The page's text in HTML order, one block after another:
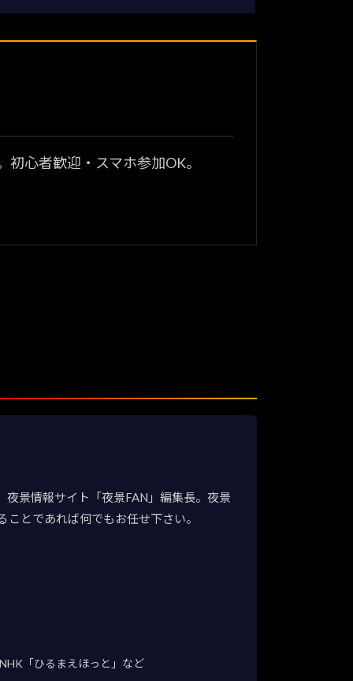
心者歓迎・スマホ参加OK。
景情報サイト「夜景FAN」編集長。夜景
とであれば何でもお任せ下さい。
「ひるまえほっと」など